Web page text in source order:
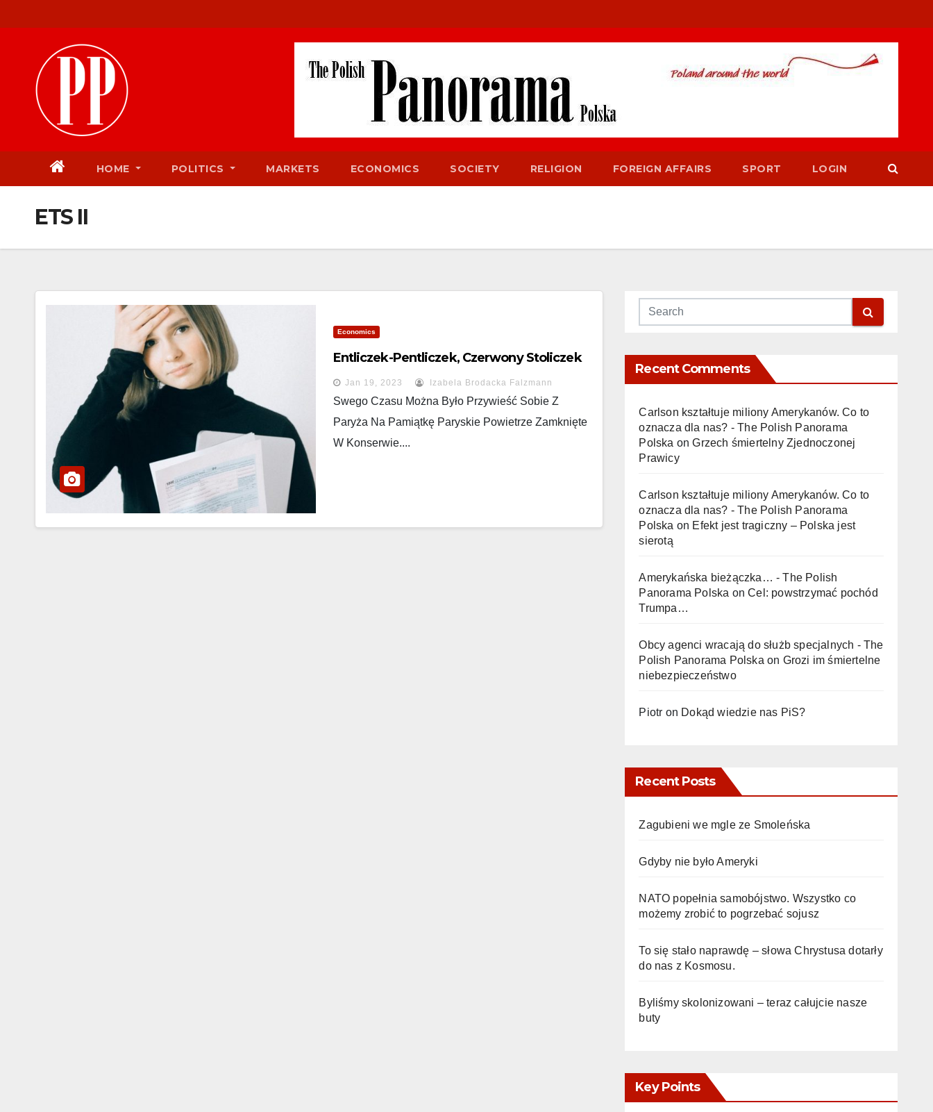
to
HOME POLITICS MARKETS ECONOMICS SOCIETY RELIGION FOREIGN AFFAIRS SPORT LOGIN
ETS II
Economics
Entliczek-Pentliczek, Czerwony Stoliczek
Jan 19, 2023 Izabela Brodacka Falzmann
Swego Czasu Można Było Przywieść Sobie Z
Paryża Na Pamiątkę Paryskie Powietrze Zamknięte
W Konserwie....
Recent Comments
Carlson kształtuje miliony Amerykanów. Co to
oznacza dla nas? - The Polish Panorama
Polska onGrzech śmiertelny Zjednoczonej
Prawicy
Carlson kształtuje miliony Amerykanów. Co to
oznacza dla nas? - The Polish Panorama
Polska on Efekt jest tragiczny – Polska jest
sierotą
Amerykańska bieżączka… - The Polish
Panorama Polska onCel: powstrzymać pochód
Trumpa…
Obcy agenci wracają do służb specjalnych - The
Polish Panorama Polska on Grozi im śmiertelne
niebezpieczeństwo
Piotr on Dokąd wiedzie nas PiS?
Recent Posts
Zagubieni we mgle ze Smoleńska
Gdyby nie było Ameryki
NATO popełnia samobójstwo. Wszystko co
możemy zrobić to pogrzebać sojusz
To się stało naprawdę – słowa Chrystusa dotarły
do nas z Kosmosu.
Byliśmy skolonizowani – teraz całujcie nasze
buty
Key Points